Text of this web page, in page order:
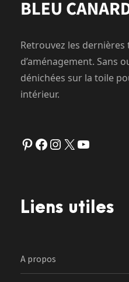
Retrouvez les dernières
d’aménagement. Sans
dénichées sur la toile
intérieur.
Pinterest Facebook Instagram X YouTube
Liens utiles
A propos